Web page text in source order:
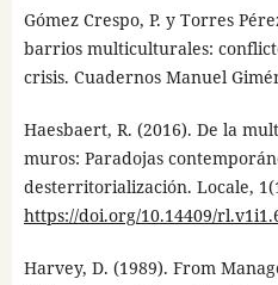
Gómez Crespo, P. y Torres
barrios multiculturales:
crisis. Cuadernos Manuel
Haesbaert, R. (2016). De la
muros: Paradojas
desterritorialización. Locale,
https://doi.org/10.14409/
Harvey, D. (1989). From